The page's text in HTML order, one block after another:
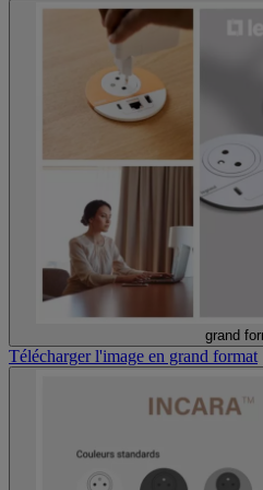
grand
Télécharger l'image en grand format